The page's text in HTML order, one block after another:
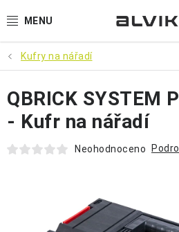
na
VÝPRODEJ
🌱 ZAHRADA 🌱
💦 SUDY NA VODU 💦
BRUMEE ODRÁŽEDLA
Kufry na nářadí
QBRICK SYSTEM
- Kufr na nářadí
Neohodnoceno